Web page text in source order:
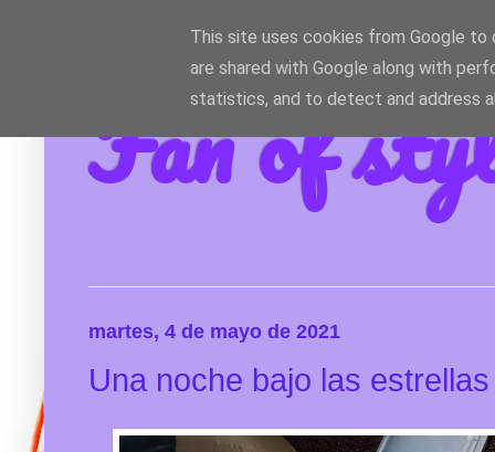
Fan of
martes, 4 de mayo de 2021
Una noche bajo las estrellas
This site uses cookies from Google to
are shared with Google along with
statistics, and to detect and address